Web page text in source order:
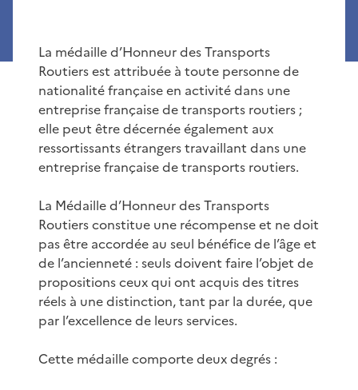
La médaille d’Honneur des Transports
Routiers est attribuée à toute personne de
nationalité française en activité dans une
entreprise française de transports routiers ;
elle peut être décernée également aux
ressortissants étrangers travaillant dans une
entreprise française de transports routiers.
La Médaille d’Honneur des Transports
Routiers constitue une récompense et ne doit
pas être accordée au seul bénéfice de l’âge et
de l’ancienneté : seuls doivent faire l’objet de
propositions ceux qui ont acquis des titres
réels à une distinction, tant par la durée, que
par l’excellence de leurs services.
Cette médaille comporte deux degrés :